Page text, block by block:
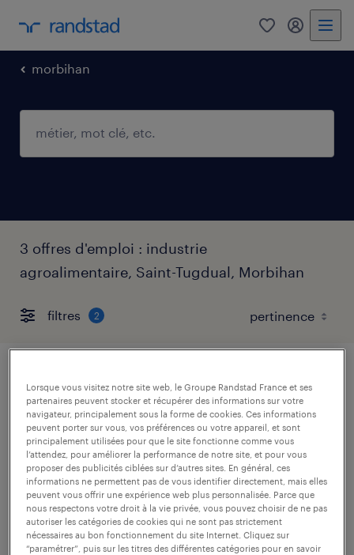
0 mon
morbihan
3 offres d'emploi : industrie
agroalimentaire, Saint-Tugdual, Morbihan
filtres 2
agent de production agroalimentaire
(f/h)
saint-tugdual, morbihan
intérim
12,37 € par heure
publié le 17 juillet 2026
Lorsque vous visitez notre site web, le Groupe Randstad France et ses
partenaires peuvent stocker et récupérer des informations sur votre
navigateur, principalement sous la forme de cookies. Ces informations
peuvent porter sur vous, vos préférences ou votre appareil, et sont
principalement utilisées pour que le site fonctionne comme vous
l’attendez, pour améliorer la performance de notre site, et pour vous
proposer des publicités ciblées sur d’autres sites. En général, ces
informations ne permettent pas de vous identifier directement, mais elles
peuvent vous offrir une expérience web plus personnalisée. Parce que
nous respectons votre droit à la vie privée, vous pouvez choisir de ne pas
autoriser les catégories de cookies qui ne sont pas strictement
nécessaires au bon fonctionnement du site Internet. Cliquez sur
“paramétrer”, puis sur les titres des différentes catégories pour en savoir